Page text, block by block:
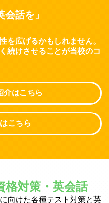
会話を」
を広げるかもしれません。
続けさせることが当校のコ
介はこちら
こちら
格対策・英会話
向けた各種テスト対策と英